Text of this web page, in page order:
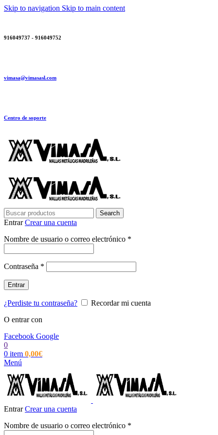
Skip to navigation Skip to main content
916049737 - 916049752
vimasa@vimasasl.com
Centro de soporte
Search
EntrarCrear una cuenta
Nombre de usuario o correo electrónico *
Contraseña *
Entrar
¿Perdiste tu contraseña?
Recordar mi cuenta
O entrar con
Facebook Google
0
0 item 0,00€
Menú
EntrarCrear una cuenta
Nombre de usuario o correo electrónico *